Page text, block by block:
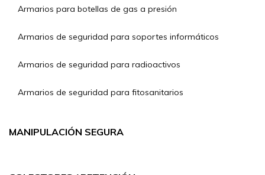
Armarios para botellas de gas a presión
Armarios de seguridad para soportes informáticos
Armarios de seguridad para radioactivos
Armarios de seguridad para fitosanitarios
MANIPULACIÓN SEGURA